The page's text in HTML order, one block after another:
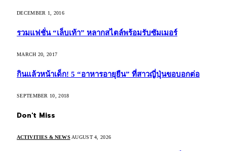
DECEMBER 1, 2016
รวมแฟชั่น “เล็บเท้า” หลากสไตล์พร้อมรับซัมเมอร์
MARCH 20, 2017
กินแล้วหน้าเด็ก! 5 “อาหารอายุยืน” ที่สาวญี่ปุ่นขอบอกต่อ
SEPTEMBER 10, 2018
Don't Miss
ACTIVITIES & NEWS AUGUST 4, 2026